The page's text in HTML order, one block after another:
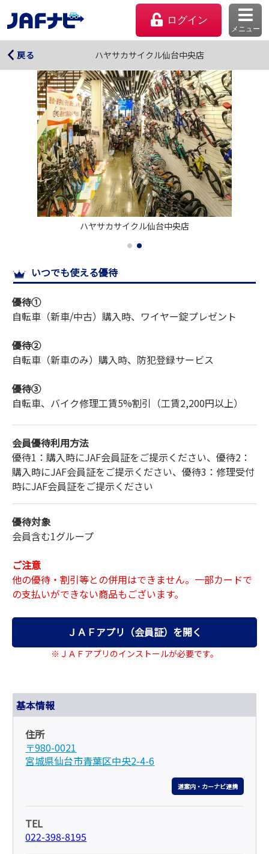
ログイン
メニュー
マイページ
会員優待のご利用方法
サイトマップ
戻る ハヤサカサイクル仙台中央店
ハヤサカサイクル仙台中央店
ハヤサカサイクル仙台中央店
いつでも使える優待
優待①
自転車（新車/中古）購入時、ワイヤー錠プレゼント
優待②
自転車（新車のみ）購入時、防犯登録サービス
優待③
自転車、バイク修理工賃5%割引（工賃2,200円以上）
会員優待利用方法
優待1：購入時にJAF会員証をご提示ください、優待2：
購入時にJAF会員証をご提示ください、優待3：修理受付
時にJAF会員証をご提示ください
優待対象
会員含む1グループ
ご注意
他の優待・割引等との併用はできません。一部カードで
の支払いができない商品もございます。
ＪＡＦアプリ（会員証）を開く
※ＪＡＦアプリのインストールが必要です。
基本情報
住所
〒980-0021
宮城県仙台市青葉区中央2-4-6
道案内・カーナビ連携
TEL
022-398-8195